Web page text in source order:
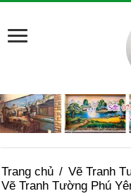
Trang chủ / Vẽ Tranh
Vẽ Tranh Tường Phú